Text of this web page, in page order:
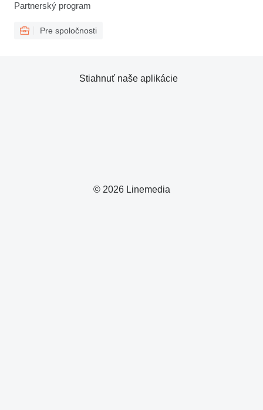
Partnerský program
Pre spoločnosti
© 2026 Linemedia
Stiahnuť naše aplikácie